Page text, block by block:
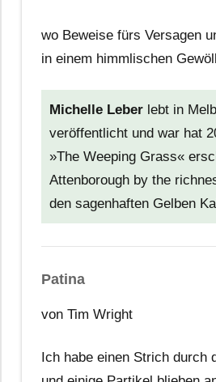
wo Beweise fürs Versagen
in einem himmlischen
Michelle Leber lebt in
veröffentlicht und war hat
»The Weeping Grass«
Attenborough by the
den sagenhaften Gelben
Patina
von Tim Wright
Ich habe einen Strich durch